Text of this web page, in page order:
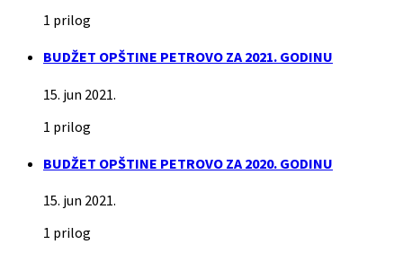
1 prilog
BUDŽET OPŠTINE PETROVO ZA 2021. GODINU
15. jun 2021.
1 prilog
BUDŽET OPŠTINE PETROVO ZA 2020. GODINU
15. jun 2021.
1 prilog